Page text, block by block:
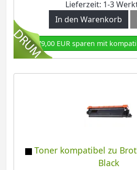
Lieferzeit: 1-3
In den Warenkorb
79,00 EUR sparen mit
Toner kompatibel zu
Black